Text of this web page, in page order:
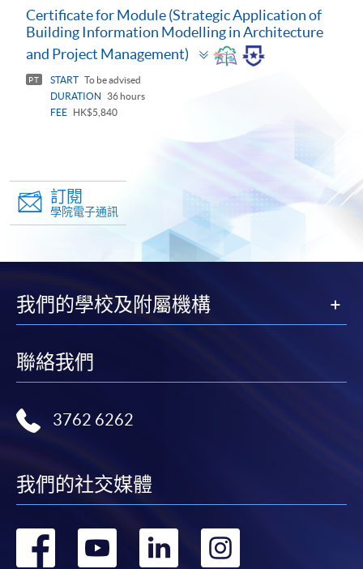
Certificate for Module (Strategic Application of
Building Information Modelling in Architecture
and Project Management)
Toggle
panel
PT START To be advised
DURATION
36 hours
FEE
HK$5,840
訂閱
學院電子通訊
我們的學校及附屬機構
聯絡我們
3762 6262
我們的社交媒體
轉 轉 轉 轉